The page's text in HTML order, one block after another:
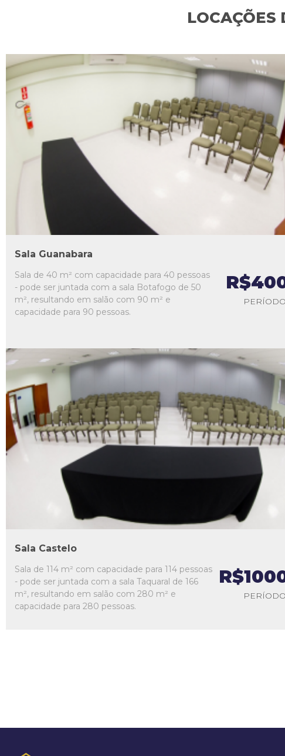
LOCAÇÕES
L1
L2
L3
Sala Guanabara
Sala de 40 m² com capacidade para 40 pessoas
- pode ser juntada com a sala Botafogo de 50
m², resultando em salão com 90 m² e
capacidade para 90 pessoas.
L1
L2
L3
L4
Sala Castelo
Sala de 114 m² com capacidade para 114 pessoas
- pode ser juntada com a sala Taquaral de 166
m², resultando em salão com 280 m² e
capacidade para 280 pessoas.